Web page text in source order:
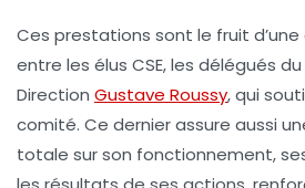
Ces prestations sont le fruit
entre les élus CSE, les délégués
Direction Gustave Roussy, qui
comité. Ce dernier assure aussi
totale sur son fonctionnement,